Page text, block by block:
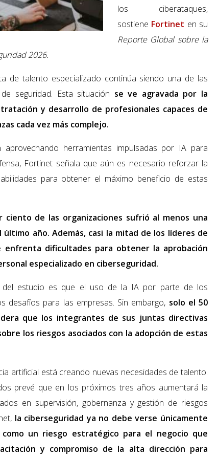
los ciberataques,
sostiene Fortinet en su
Reporte Global sobre la
2026.
de talento especializado continúa siendo una de las
seguridad. Esta situación se ve agravada por la
y desarrollo de profesionales capaces de
cada vez más complejo.
aprovechando herramientas impulsadas por IA para
Fortinet señala que aún es necesario reforzar la
para obtener el máximo beneficio de estas
de las organizaciones sufrió al menos una
año. Además, casi la mitad de los líderes de
enfrenta dificultades para obtener la aprobación
especializado en ciberseguridad.
del estudio es que el uso de la IA por parte de los
desafíos para las empresas. Sin embargo, solo el 50
que los integrantes de sus juntas directivas
los riesgos asociados con la adopción de estas
artificial está creando nuevas necesidades de talento.
prevé que en los próximos tres años aumentará la
en supervisión, gobernanza y gestión de riesgos
la ciberseguridad ya no debe verse únicamente
un riesgo estratégico para el negocio que
y compromiso de la alta dirección para